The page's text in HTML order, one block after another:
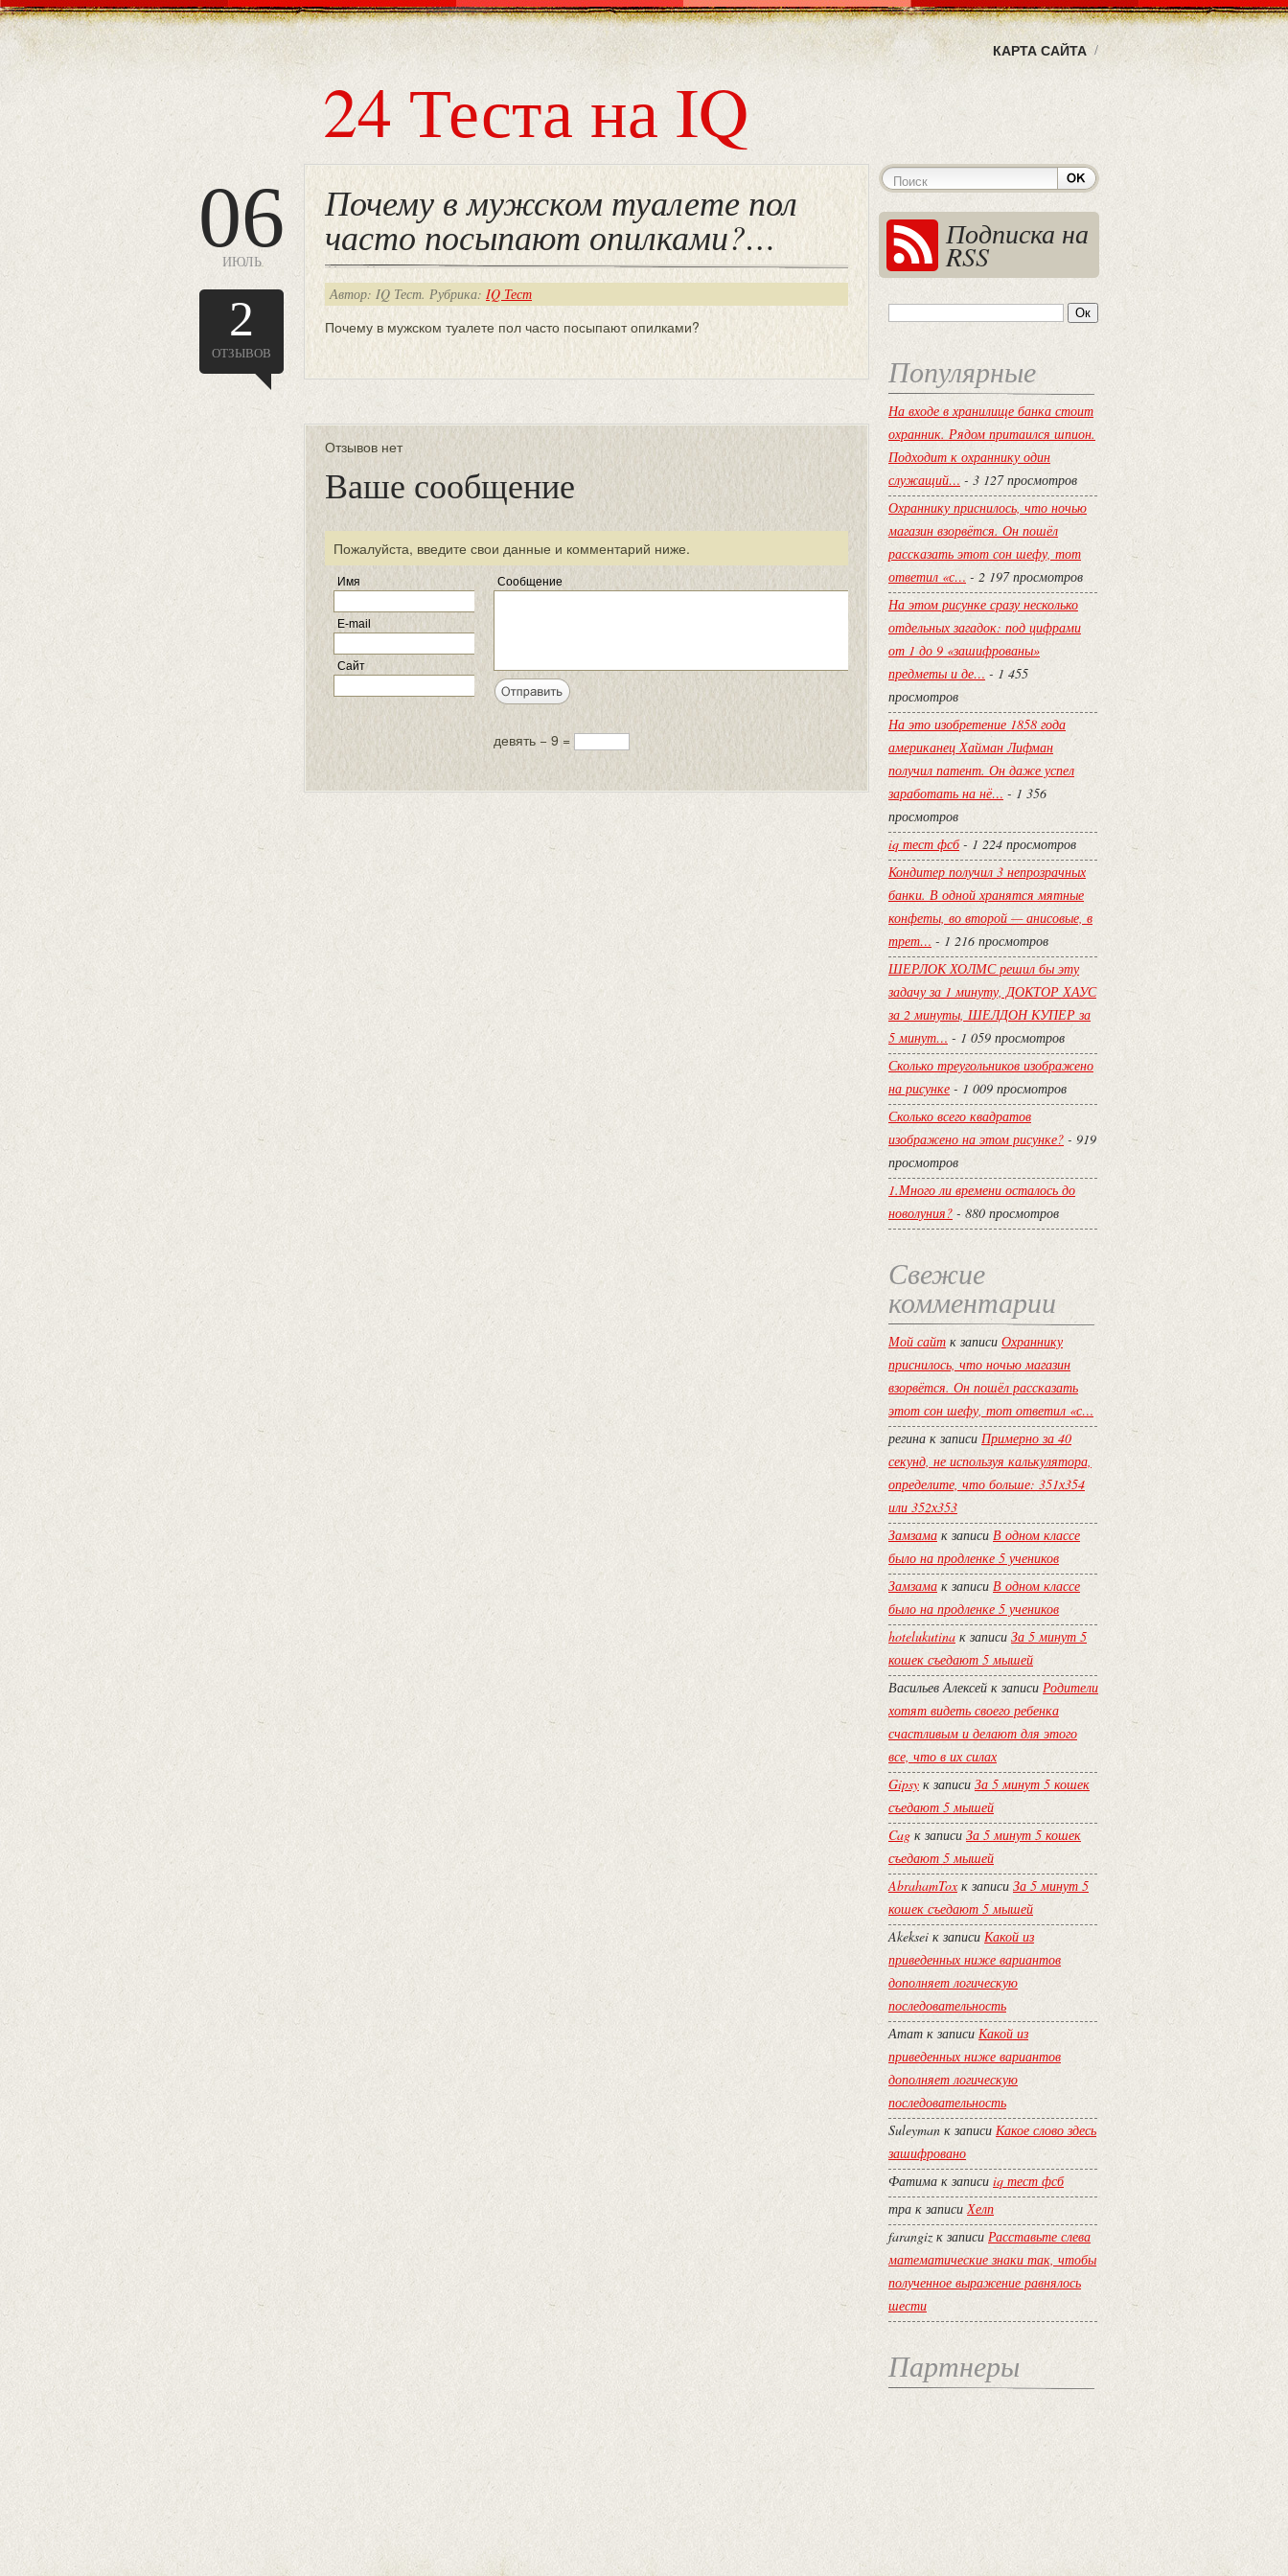
КАРТА САЙТА
24 Теста на IQ
06
ИЮЛЬ
2
ОТЗЫВОВ
Почему в мужском туалете пол
часто посыпают опилками?…
Автор: IQ Тест. Рубрика: IQ Тест
Почему в мужском туалете пол часто посыпают опилками?
Отзывов нет
Ваше сообщение
Пожалуйста, введите свои данные и комментарий ниже.
Имя
E-mail
Сайт
Сообщение
девять − 9 =
Подписка на
RSS
Популярные
На входе в хранилище банка стоит
охранник. Рядом притаился шпион.
Подходит к охраннику один
служащий… - 3 127 просмотров
Охраннику приснилось, что ночью
магазин взорвётся. Он пошёл
рассказать этот сон шефу, тот
ответил «с… - 2 197 просмотров
На этом рисунке сразу несколько
отдельных загадок: под цифрами
от 1 до 9 «зашифрованы»
предметы и де… - 1 455
просмотров
На это изобретение 1858 года
американец Хайман Лифман
получил патент. Он даже успел
заработать на нё… - 1 356
просмотров
iq тест фсб- 1 224 просмотров
Кондитер получил 3 непрозрачных
банки. В одной хранятся мятные
конфеты, во второй — анисовые, в
трет… - 1 216 просмотров
ШЕРЛОК ХОЛМС решил бы эту
задачу за 1 минуту, ДОКТОР ХАУС
за 2 минуты, ШЕЛДОН КУПЕР за
5 минут… - 1 059 просмотров
Сколько треугольников изображено
на рисунке - 1 009 просмотров
Сколько всего квадратов
изображено на этом рисунке? - 919
просмотров
1.Много ли времени осталось до
новолуния? - 880 просмотров
Свежие
комментарии
Мой сайт к записи Охраннику
приснилось, что ночью магазин
взорвётся. Он пошёл рассказать
этот сон шефу, тот ответил «с…
регина к записи Примерно за 40
секунд, не используя калькулятора,
определите, что больше: 351х354
или 352х353
Замзама к записи В одном классе
было на продленке 5 учеников
Замзама к записи В одном классе
было на продленке 5 учеников
hotelukutina к записи За 5 минут 5
кошек съедают 5 мышей
Васильев Алексей к записи Родители
хотят видеть своего ребенка
счастливым и делают для этого
все, что в их силах
Gipsy к записи За 5 минут 5 кошек
съедают 5 мышей
Cag к записи За 5 минут 5 кошек
съедают 5 мышей
AbrahamToxк записи За 5 минут 5
кошек съедают 5 мышей
Akeksei к записи Какой из
приведенных ниже вариантов
дополняет логическую
последовательность
Атат к записи Какой из
приведенных ниже вариантов
дополняет логическую
последовательность
Suleyman к записи Какое слово здесь
зашифровано
Фатима к записи iq тест фсб
тра к записиХелп
farangiz к записи Расставьте слева
математические знаки так, чтобы
полученное выражение равнялось
шести
Партнеры